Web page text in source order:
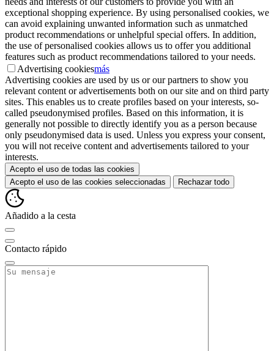
exceptional shopping experience. By using personalised cookies, we
can avoid explaining unwanted information such as unmatched
product recommendations or unhelpful special offers. In addition,
the use of personalised cookies allows us to offer you additional
features such as product recommendations tailored to your needs.
Advertising cookiesmás
Advertising cookies are used by us or our partners to show you
relevant content or advertisements both on our site and on third party
sites. This enables us to create profiles based on your interests, so-
called pseudonymised profiles. Based on this information, it is
generally not possible to directly identify you as a person because
only pseudonymised data is used. Unless you express your consent,
you will not receive content and advertisements tailored to your
interests.
Acepto el uso de todas las cookies
Acepto el uso de las cookies seleccionadas
Rechazar todo
Añadido a la cesta
Contacto rápido